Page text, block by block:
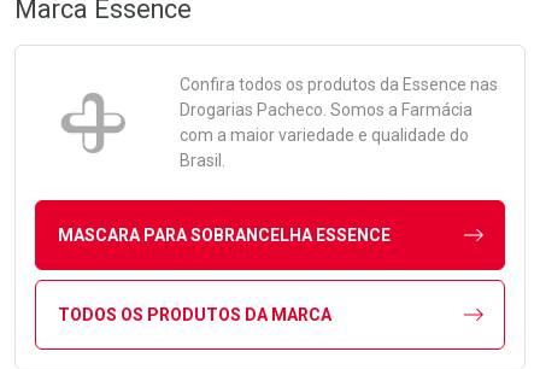
Marca Essence
Confira todos os produtos da Essence nas
Drogarias Pacheco. Somos a Farmácia
com a maior variedade e qualidade do
Brasil.
MASCARA PARA SOBRANCELHA ESSENCE
TODOS OS PRODUTOS DA MARCA